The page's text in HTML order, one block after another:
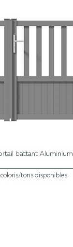
battant Aluminium
tons disponibles